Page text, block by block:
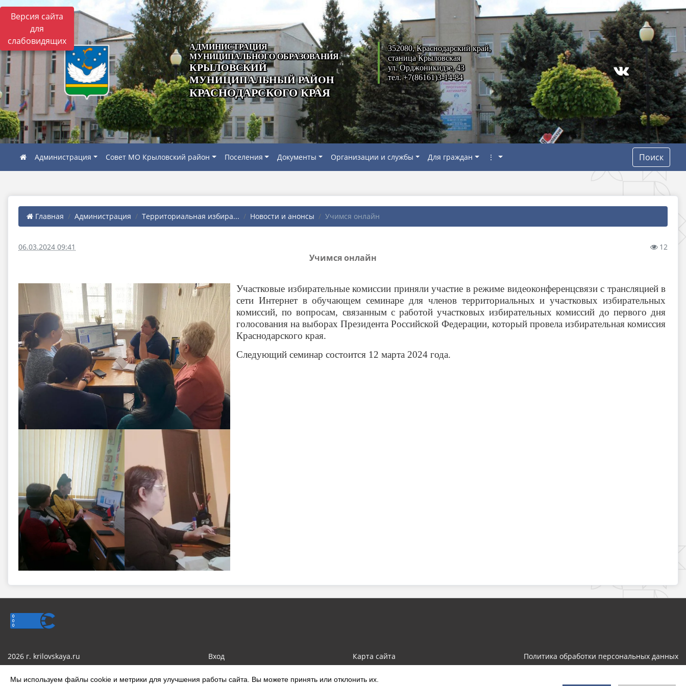
Мы используем файлы cookie и метрики для улучшения работы сайта. Вы можете принять или отклонить их.
Версия сайта
для
слабовидящих
АДМИНИСТРАЦИЯ
МУНИЦИПАЛЬНОГО ОБРАЗОВАНИЯ
КРЫЛОВСКИЙ
МУНИЦИПАЛЬНЫЙ РАЙОН
КРАСНОДАРСКОГО КРАЯ
352080, Краснодарский край,
станица Крыловская
ул. Орджоникидзе, 43
тел. +7(86161)3-14-84
Администрация Совет МО Крыловский район Поселения Документы Организации и службы Для граждан ⋮ Поиск
Главная Администрация Территориальная избира... Новости и анонсы Учимся онлайн
06.03.2024 09:41 12
Учимся онлайн
Участковые избирательные комиссии приняли участие в режиме видеоконференцсвязи с трансляцией в
сети Интернет в обучающем семинаре для членов территориальных и участковых избирательных
комиссий, по вопросам, связанным с работой участковых избирательных комиссий до первого дня
голосования на выборах Президента Российской Федерации, который провела избирательная комиссия
Краснодарского края.
Следующий семинар состоится 12 марта 2024 года.
2026 г. krilovskaya.ru Вход Карта сайта Политика обработки персональных данных
Сделано на KubCMS